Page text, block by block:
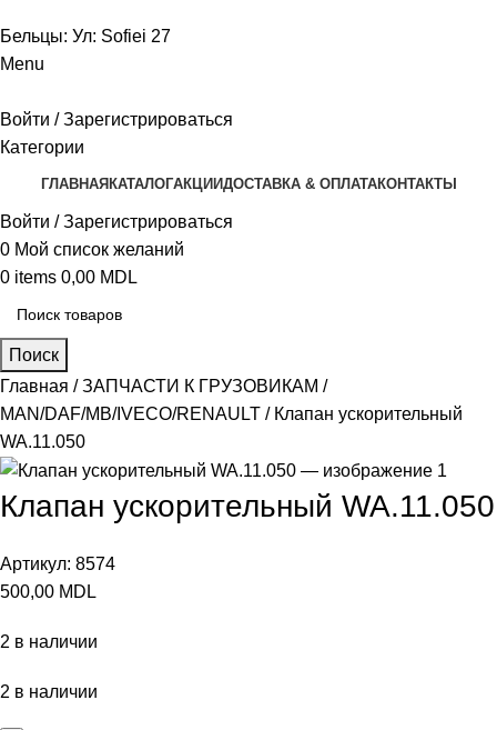
Бельцы: Ул: Sofiei 27
Menu
Войти / Зарегистрироваться
Категории
ГЛАВНАЯ КАТАЛОГАКЦИИДОСТАВКА & ОПЛАТАКОНТАКТЫ
Войти / Зарегистрироваться
0 Мой список желаний
0 items 0,00 MDL
Поиск
Главная
ЗАПЧАСТИ К ГРУЗОВИКАМ
MAN/DAF/MB/IVECO/RENAULT
Клапан ускорительный
WA.11.050
Клапан ускорительный WA.11.050
Артикул: 8574
500,00 MDL
2 в наличии
2 в наличии